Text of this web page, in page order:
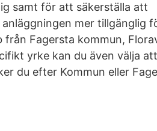
samt för att säkerställa att
mer tillgänglig
Fagersta kommun,
yrke kan du även välja
du efter Kommun eller